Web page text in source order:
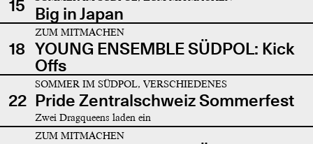
15 Big in Japan
18
ZUM MITMACHEN
YOUNG ENSEMBLE SÜDPOL: Kick
Offs
22
SOMMER IM SÜDPOL, VERSCHIEDENES
Pride Zentralschweiz Sommerfest
Zwei Dragqueens laden ein
ZUM MITMACHEN